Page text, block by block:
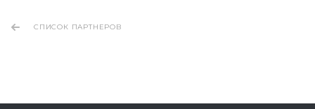
СПИСОК ПАРТНЕРОВ